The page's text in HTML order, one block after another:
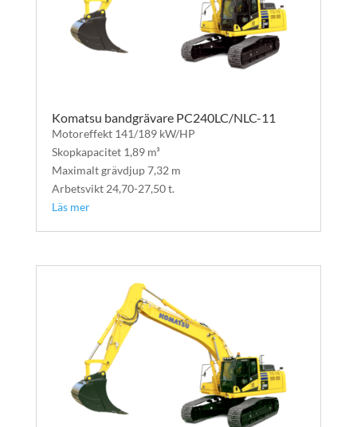
Komatsu bandgrävare PC240LC/NLC-11
Motoreffekt 141/189 kW/HP
Skopkapacitet 1,89 m³
Maximalt grävdjup 7,32 m
Arbetsvikt 24,70-27,50 t.
Läs mer